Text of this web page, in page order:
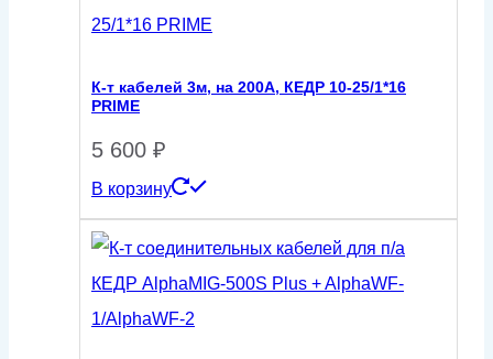
К-т кабелей 3м, на 200А, КЕДР 10-25/1*16
PRIME
5 600 ₽
В корзину